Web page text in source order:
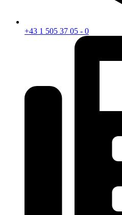
+43 1 505 37 05 - 0